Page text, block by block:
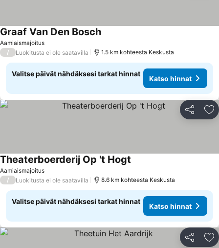
Aamiaismajoitus
Graaf Van Den BoschKatso hinnat
/ Luokitusta ei ole saatavilla 1.5 km kohteesta Keskusta
Valitse päivät nähdäksesi tarkat hinnat
Katso hinnat
Jaa
Aamiaismajoitus
Theaterboerderij Op 't Hogt
/ Luokitusta ei ole saatavilla 8.6 km kohteesta Keskusta
Valitse päivät nähdäksesi tarkat hinnat
Katso hinnat
Jaa